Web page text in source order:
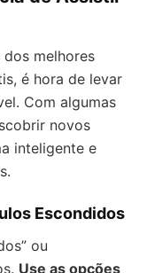
melhores
é hora de levar
Com algumas
novos
inteligente e
Escondidos
ou
Use as opções